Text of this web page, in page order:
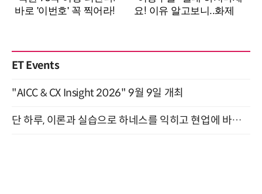
ET Events
"AICC & CX Insight 2026" 9월 9일 개최
단 하루, 이론과 실습으로 하네스를 익히고 현업에 바로 쓰는 핸즈온 워크숍 (8/20)